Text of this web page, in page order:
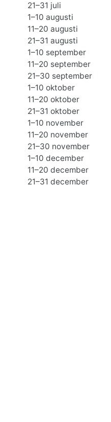
21–31 juli
1–10 augusti
11–20 augusti
21–31 augusti
1–10 september
11–20 september
21–30 september
1–10 oktober
11–20 oktober
21–31 oktober
1–10 november
11–20 november
21–30 november
1–10 december
11–20 december
21–31 december